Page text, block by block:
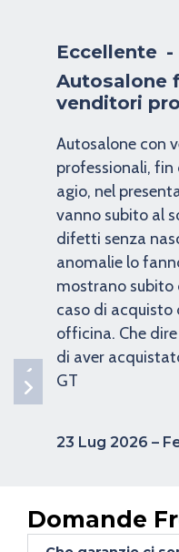
23 Lug 2026 –
Autosalone
venditori
Autosalone con
professionali, fin
agio, nel
vanno subito al
difetti senza
anomalie lo
mostrano subito
caso di acquisto
officina. Che
di aver
GT
Eccellente